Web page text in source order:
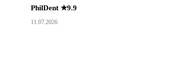
PhilDent ★9.9
11.07.2026